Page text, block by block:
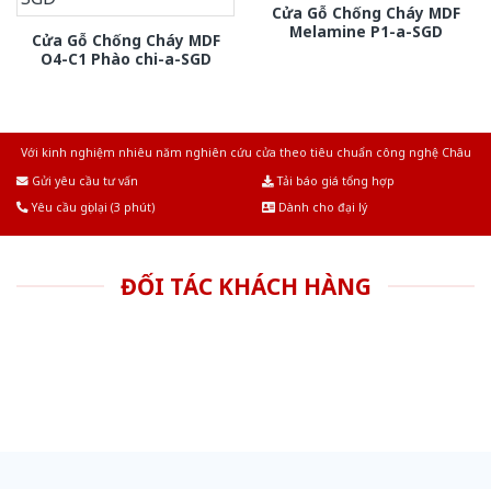
Cửa Gỗ Chống Cháy MDF
O4-C1 Phào chi-a-SGD
Cửa Gỗ Chống Cháy MDF
Melamine P1-a-SGD
Với kinh nghiệm nhiêu năm nghiên cứu cửa theo tiêu chuẩn công nghệ Châu
Gửi yêu cầu tư vấn
Tải báo giá tổng hợp
Yêu cầu gọi lại (3 phút)
Dành cho đại lý
ĐỐI TÁC KHÁCH HÀNG